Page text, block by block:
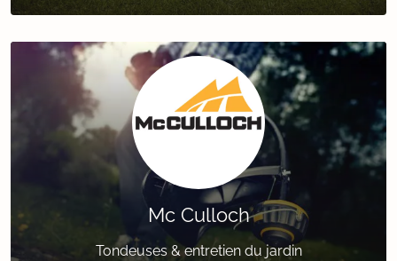
Mc Culloch
Tondeuses & entretien du jardin